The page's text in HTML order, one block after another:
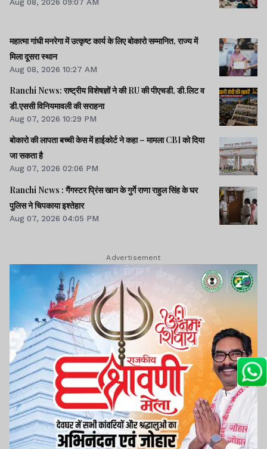
महात्मा गांधी मनरेगा में उत्कृष्ट कार्य के लिए बोकारो सम्मानित, राज्य में
मिला दूसरा स्थान
Aug 08, 2026 10:27 AM
Ranchi News: राष्ट्रीय विशेषज्ञों ने की RU की पीएचडी, डी.लिट व
डी.एससी विनियमावली की सराहना
Aug 07, 2026 10:29 PM
बोकारो की लापता बच्ची केस में हाईकोर्ट ने कहा – मामला CBI को दिया
जा सकता है
Aug 07, 2026 02:06 PM
Ranchi News : गैंगस्टर प्रिंस खान के गुर्गे राणा राहुल सिंह के घर
पुलिस ने चिपकाया इश्तेहार
Aug 07, 2026 04:05 PM
Advertisement